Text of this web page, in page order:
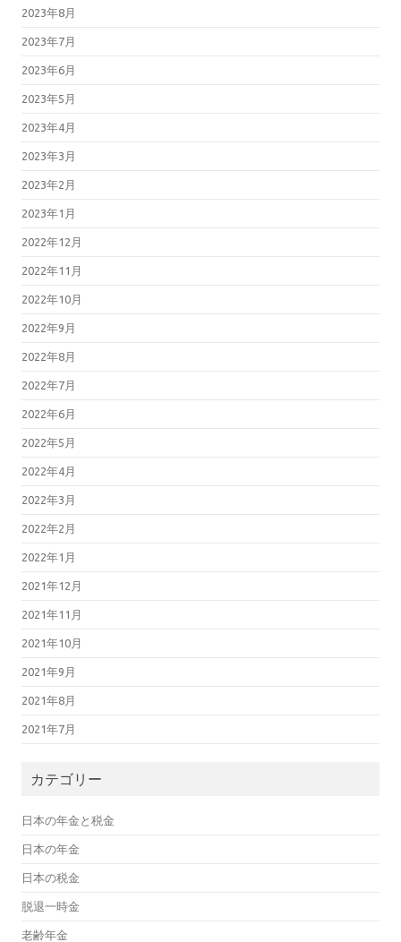
2023年8月
2023年7月
2023年6月
2023年5月
2023年4月
2023年3月
2023年2月
2023年1月
2022年12月
2022年11月
2022年10月
2022年9月
2022年8月
2022年7月
2022年6月
2022年5月
2022年4月
2022年3月
2022年2月
2022年1月
2021年12月
2021年11月
2021年10月
2021年9月
2021年8月
2021年7月
カテゴリー
日本の年金と税金
日本の年金
日本の税金
脱退一時金
老齢年金